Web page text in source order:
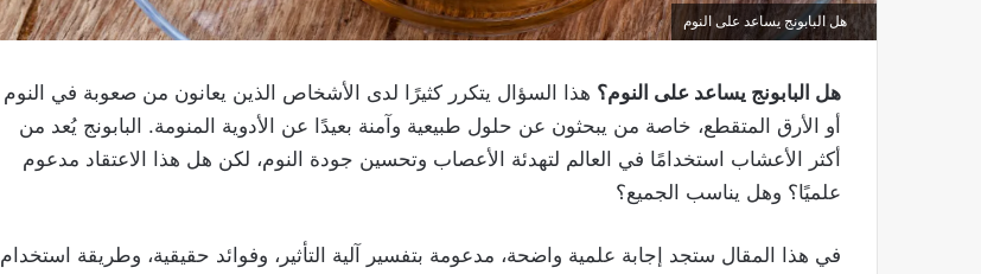
هل البابونج يساعد على النوم
هل البابونج يساعد على النوم؟ هذا السؤال يتكرر كثيرًا لدى الأشخاص الذين يعانون من صعوبة في النوم
أو الأرق المتقطع، خاصة من يبحثون عن حلول طبيعية وآمنة بعيدًا عن الأدوية المنومة. البابونج يُعد من
أكثر الأعشاب استخدامًا في العالم لتهدئة الأعصاب وتحسين جودة النوم، لكن هل هذا الاعتقاد مدعوم
علميًا؟ وهل يناسب الجميع؟
في هذا المقال ستجد إجابة علمية واضحة، مدعومة بتفسير آلية التأثير، وفوائد حقيقية، وطريقة استخدام